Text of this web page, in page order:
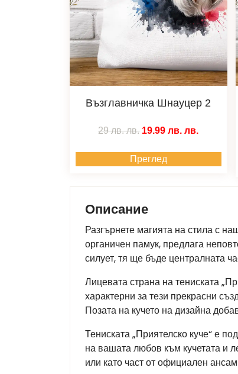
Възглавничка Шнауцер 2
29 лв.лв. 19.99 лв.лв.
Преглед
Описание
Разгърнете магията на стила с
органичен памук, предлага
силует, тя ще бъде централната
Лицевата страна на тениската
характерни за тези прекрасни
Позата на кучето на дизайна
Тениската „Приятелско куче“ е
на вашата любов към кучетата и
или като част от официален